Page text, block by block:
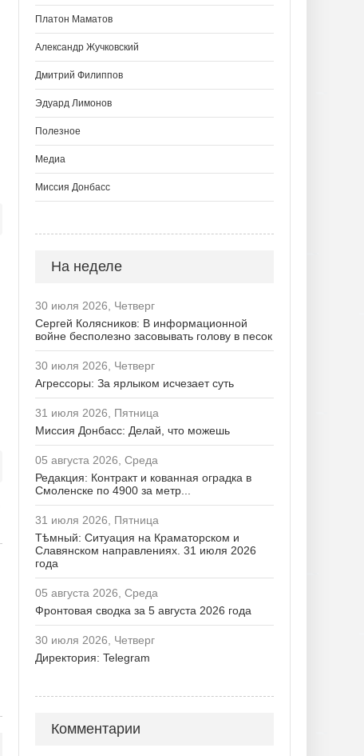
Платон Маматов
Александр Жучковский
Дмитрий Филиппов
Эдуард Лимонов
Полезное
Медиа
Миссия Донбасс
На неделе
30 июля 2026, Четверг
Сергей Колясников: В информационной
войне бесполезно засовывать голову в песок
30 июля 2026, Четверг
Агрессоры: За ярлыком исчезает суть
31 июля 2026, Пятница
Миссия Донбасс: Делай, что можешь
05 августа 2026, Среда
Редакция: Контракт и кованная оградка в
Смоленске по 4900 за метр...
31 июля 2026, Пятница
Тѣмный: Ситуация на Краматорском и
Славянском направлениях. 31 июля 2026
года
05 августа 2026, Среда
Фронтовая сводка за 5 августа 2026 года
30 июля 2026, Четверг
Директория: Telegram
Комментарии